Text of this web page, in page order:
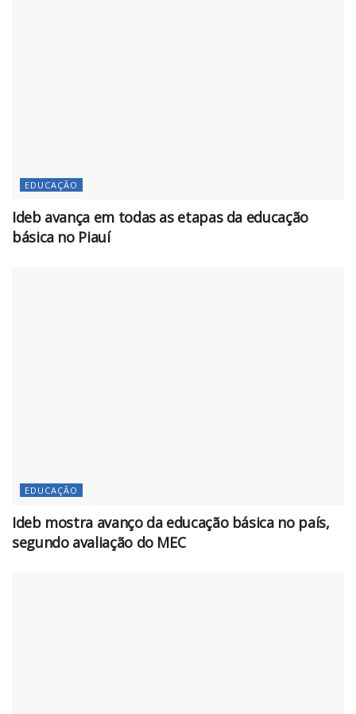
EDUCAÇÃO
Ideb avança em todas as etapas da educação
básica no Piauí
EDUCAÇÃO
Ideb mostra avanço da educação básica no país,
segundo avaliação do MEC